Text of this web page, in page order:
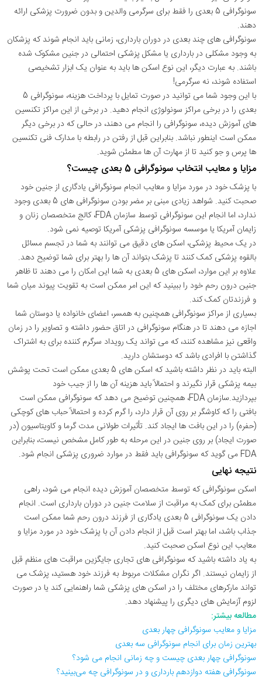
سونوگرافی 5 بعدی را فقط برای سرگرمی والدین و بدون ضرورت پزشکی ارائه
دهند.
سونوگرافی های چند بعدی در دوران بارداری، زمانی باید انجام شوند که پزشکان
به وجود مشکلی در بارداری یا مشکل پزشکی احتمالی در جنین مشکوک شده
باشند. به عبارت دیگر، این نوع اسکن ها باید به عنوان یک ابزار تشخیصی
استفاده شوند، نه سرگرمی!
با این وجود شما می توانید در صورت تمایل با پرداخت هزینه، سونوگرافی 5
بعدی را در برخی مراکز سونولوژی انجام دهید. در برخی از این مراکز تکنسین
های آموزش دیده، سونوگرافی را انجام می دهند، در حالی که در برخی دیگر
ممکن است اینطور نباشد. بنابراین قبل از رفتن در رابطه با مدارک فنی تکنسین
ها پرس و جو کنید تا از مهارت آن ها مطمئن شوید.
مزایا و معایب انتخاب سونوگرافی 5 بعدی چیست؟
با پزشک خود در مورد مزایا و معایب انجام سونوگرافی یادگاری از جنین خود
صحبت کنید. شواهد زیادی مبنی بر مضر بودن سونوگرافی های 5 بعدی وجود
ندارد، اما انجام این سونوگرافی توسط سازمان FDA، کالج متخصصان زنان و
زایمان آمریکا یا موسسه سونوگرافی پزشکی آمریکا توصیه نمی شود.
در یک محیط پزشکی، اسکن های دقیق می توانند به شما در تجسم مسائل
بالقوه پزشکی کمک کنند تا پزشک بتواند آن ها را بهتر برای شما توضیح دهد.
علاوه بر این موارد، اسکن های 5 بعدی به شما این امکان را می دهند تا ظاهر
جنین درون رحم خود را ببینید که این امر ممکن است به تقویت پیوند میان شما
و فرزندتان کمک کند.
بسیاری از مراکز سونوگرافی همچنین به همسر، اعضای خانواده یا دوستان شما
اجازه می دهند تا در هنگام سونوگرافی در اتاق حضور داشته و تصاویر را در زمان
واقعی نیز مشاهده کنند، که می تواند یک رویداد سرگرم کننده برای به اشتراک
گذاشتن با افرادی باشد که دوستشان دارید.
البته باید در نظر داشته باشید که اسکن های 5 بعدی ممکن است تحت پوشش
بیمه پزشکی قرار نگیرند و احتمالاً باید هزینه آن ها را از جیب خود
بپردازید.سازمان FDA، همچنین توضیح می دهد که سونوگرافی ممکن است
بافتی را که کاوشگر بر روی آن قرار دارد، را گرم کرده و احتمالاً حباب های کوچکی
(حفره) را در این بافت ها ایجاد کند. تأثیرات طولانی مدت گرما و کاویتاسیون (در
صورت ایجاد) بر روی جنین در این مرحله به طور کامل مشخص نیست، بنابراین
FDA می گوید که سونوگرافی باید فقط در موارد ضروری پزشکی انجام شود.
نتیجه نهایی
اسکن سونوگرافی که توسط متخصصان آموزش دیده انجام می شود، راهی
مطمئن برای کمک به مراقبت از سلامت جنین در دوران بارداری است. انجام
دادن یک سونوگرافی 5 بعدی یادگاری از فرزند درون رحم شما ممکن است
جذاب باشد، اما بهتر است قبل از انجام دادن آن با پزشک خود در مورد مزایا و
معایب این نوع اسکن صحبت کنید.
به یاد داشته باشید که سونوگرافی های تجاری جایگزین مراقبت های منظم قبل
از زایمان نیستند. اگر نگران مشکلات مربوط به فرزند خود هستید، پزشک می
تواند مارکرهای مختلف را در اسکن های پزشکی شما راهنمایی کند یا در صورت
لزوم آزمایش های دیگری را پیشنهاد دهد.
مطالعه بیشتر:
مزایا و معایب سونوگرافی چهار بعدی
بهترین زمان برای انجام سونوگرافی سه بعدی
سونوگرافی چهار بعدی چیست و چه زمانی انجام می شود؟
سونوگرافی هفته دوازدهم بارداری و در سونوگرافی چه می‌بینید؟